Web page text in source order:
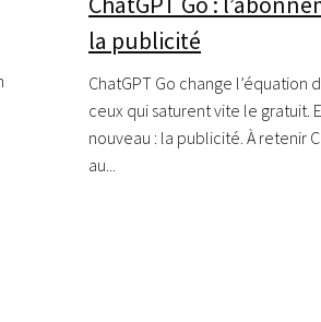
la publicité
ChatGPT Go change l’équation
ceux qui saturent vite le gratuit.
nouveau : la publicité. À retenir
au...